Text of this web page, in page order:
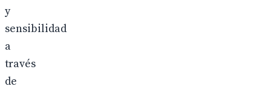
y
sensibilidad
a
través
de